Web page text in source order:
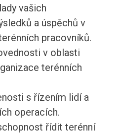
vašich
a úspěchů v
pracovníků.
v oblasti
terénních
s řízením lidí a
operacích.
řídit terénní